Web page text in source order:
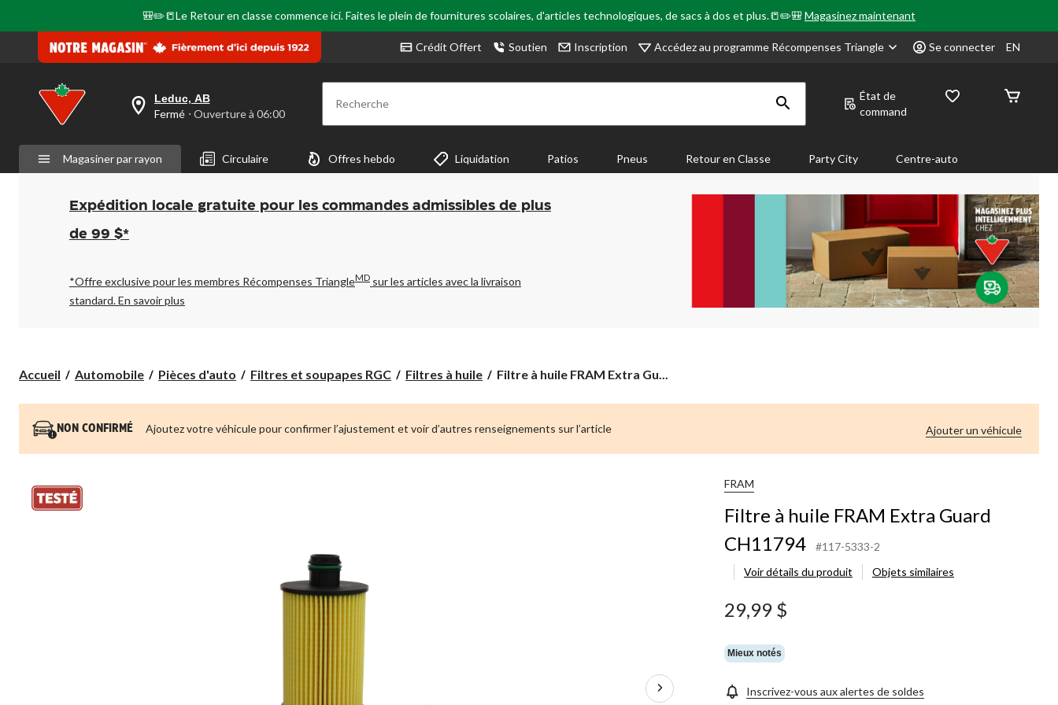
🎒✏️📒Le Retour en classe commence ici. Faites le plein de fournitures scolaires, d'articles technologiques, de sacs à dos et plus.📒✏️🎒Magasinez maintenant
Crédit Offert Soutien Inscription Accédez au programme Récompenses Triangle Se connecter EN
votre
est
Leduc,
AB,
Fermé,
Ouverture
à
pour
changer
Leduc, AB
Fermé ⋅ Ouverture à 06:00 Recherche
État de
command
Magasiner par rayon Circulaire Offres hebdo Liquidation Patios Pneus Retour en Classe Party City Centre-auto
Expédition locale gratuite pour les commandes admissibles de plus
de 99 $*
*Offre exclusive pour les membres Récompenses TriangleMD sur les articles avec la livraison
standard.En savoir plus
Accueil Automobile Pièces d'auto Filtres et soupapes RGC Filtres à huile
Filtre
huile
Extra
Filtre à huile FRAM Extra Gu...
NON CONFIRMÉ Ajoutez votre véhicule pour confirmer l’ajustement et voir d’autres renseignements sur l’article Ajouter un véhicule
FRAM
Filtre à huile FRAM Extra Guard
CH11794
#117-5333-2
Voir détails du produit
Objets similaires
29,99 $
Mieux notés
Inscrivez-vous aux alertes de soldes